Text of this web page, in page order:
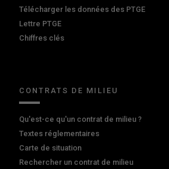
Télécharger les données des PTGE
Lettre PTGE
Chiffres clés
CONTRATS DE MILIEU
Qu'est-ce qu'un contrat de milieu ?
Textes réglementaires
Carte de situation
Rechercher un contrat de milieu